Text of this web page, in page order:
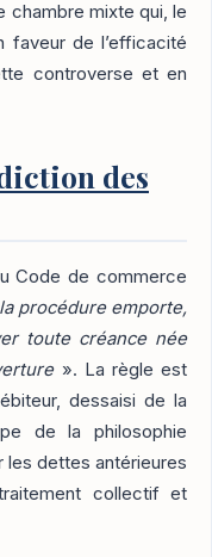
chambre mixte qui, le
de l’efficacité
controverse et en
des
Code de commerce
procédure emporte,
toute créance née
». La règle est
dessaisi de la
de la philosophie
dettes antérieures
collectif et